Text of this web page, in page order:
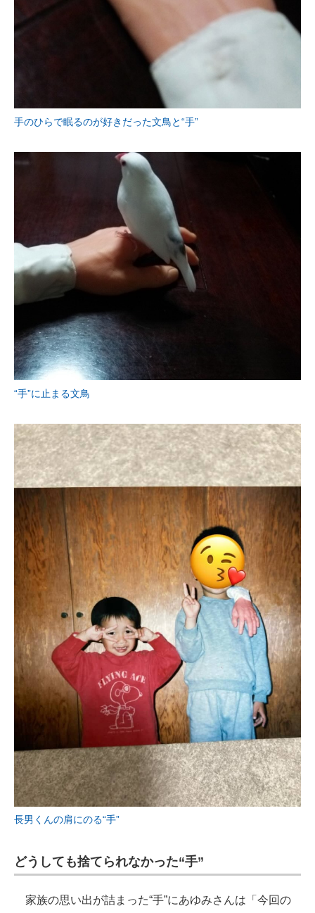
手のひらで眠るのが好きだった文鳥と“手”
“手”に止まる文鳥
長男くんの肩にのる“手”
どうしても捨てられなかった“手”
家族の思い出が詰まった“手”にあゆみさんは「今回の